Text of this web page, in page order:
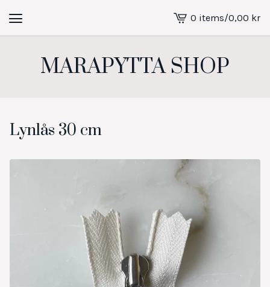
View
cart
0 items/0,00 kr
MARAPYTTA SHOP
Lynlås 30 cm